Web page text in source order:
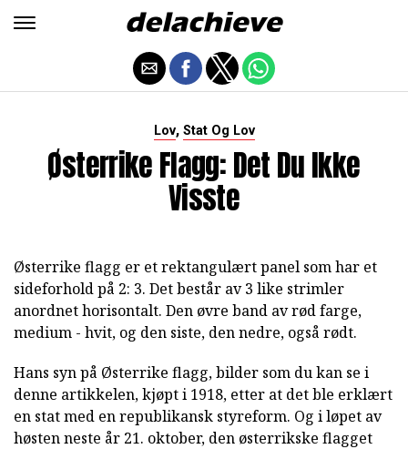
Lov, Stat Og Lov
Østerrike Flagg: Det Du Ikke
Visste
Østerrike flagg er et rektangulært panel som har et
sideforhold på 2: 3. Det består av 3 like strimler
anordnet horisontalt. Den øvre band av rød farge,
medium - hvit, og den siste, den nedre, også rødt.
Hans syn på Østerrike flagg, bilder som du kan se i
denne artikkelen, kjøpt i 1918, etter at det ble erklært
en stat med en republikansk styreform. Og i løpet av
høsten neste år 21. oktober, den østerrikske flagget